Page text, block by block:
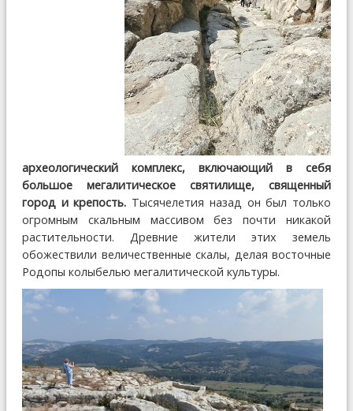
археологический комплекс, включающий в себя
большое мегалитическое святилище, священный
город и крепость. Тысячелетия назад он был только
огромным скальным массивом без почти никакой
растительности. Древние жители этих земель
обожествили величественные скалы, делая восточные
Родопы колыбелью мегалитической культуры.